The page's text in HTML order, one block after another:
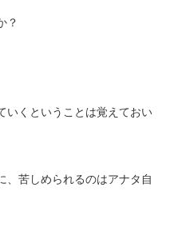
？
いくということは覚えておい
、苦しめられるのはアナタ自